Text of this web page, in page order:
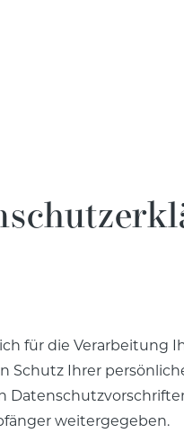
für die Verarbeitung
Schutz Ihrer
weitergegeben.